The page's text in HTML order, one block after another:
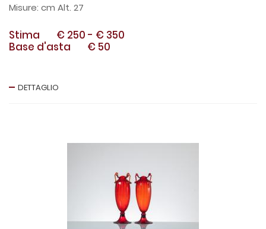
cm Alt. 27
Stima € 250 - € 350
Base d'asta
€ 50
DETTAGLIO